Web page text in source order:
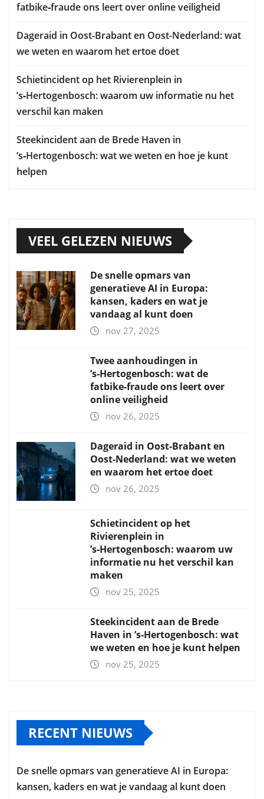
fatbike‑fraude ons leert over online veiligheid
Dageraid in Oost-Brabant en Oost-Nederland: wat
we weten en waarom het ertoe doet
Schietincident op het Rivierenplein in
’s‑Hertogenbosch: waarom uw informatie nu het
verschil kan maken
Steekincident aan de Brede Haven in
’s‑Hertogenbosch: wat we weten en hoe je kunt
helpen
VEEL GELEZEN NIEUWS
De snelle opmars van
generatieve AI in Europa:
kansen, kaders en wat je
vandaag al kunt doen
nov 27, 2025
Twee aanhoudingen in
’s‑Hertogenbosch: wat de
fatbike‑fraude ons leert over
online veiligheid
nov 26, 2025
Dageraid in Oost-Brabant en
Oost-Nederland: wat we weten
en waarom het ertoe doet
nov 26, 2025
Schietincident op het
Rivierenplein in
’s‑Hertogenbosch: waarom uw
informatie nu het verschil kan
maken
nov 25, 2025
Steekincident aan de Brede
Haven in ’s‑Hertogenbosch: wat
we weten en hoe je kunt helpen
nov 25, 2025
RECENT NIEUWS
De snelle opmars van generatieve AI in Europa:
kansen, kaders en wat je vandaag al kunt doen